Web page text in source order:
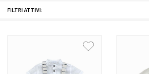
FILTRI ATTIVI: